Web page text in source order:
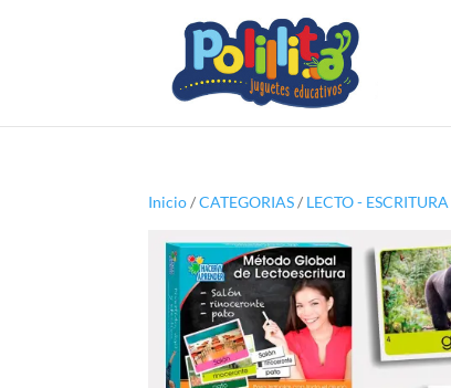
Inicio/CATEGORIAS/ LECTO - ESCRITURA